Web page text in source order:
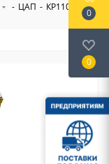
- ЦАП - КР1108ПА1А
0
0